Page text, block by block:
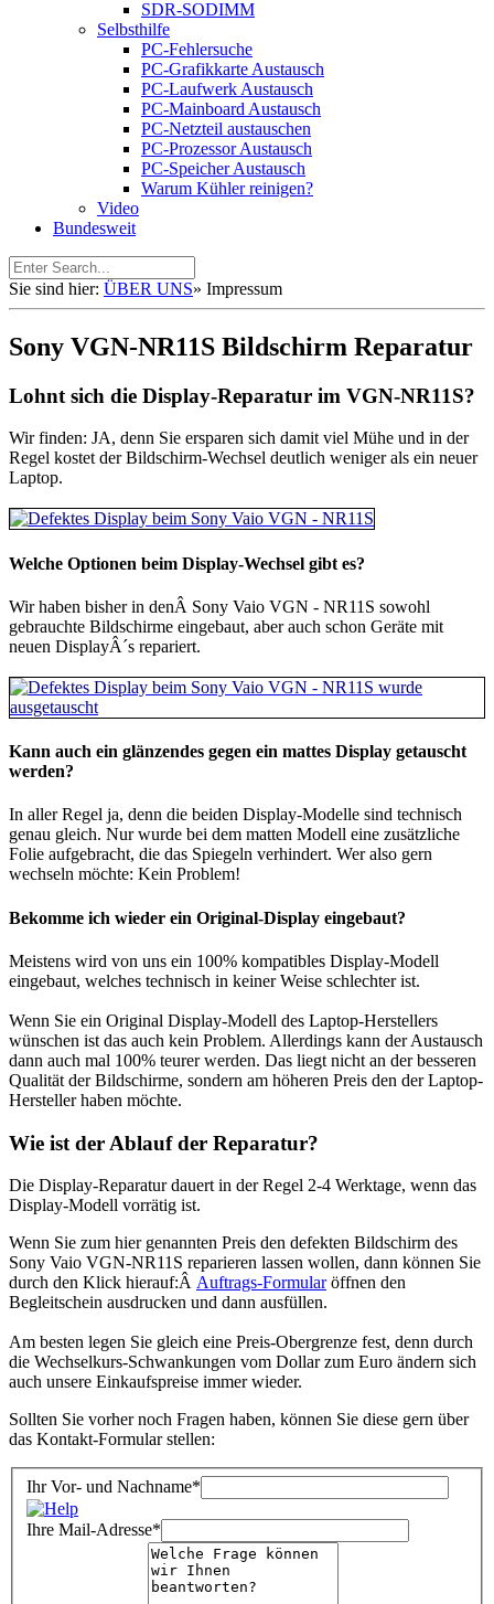
SDR-SODIMM
Selbsthilfe
PC-Fehlersuche
PC-Grafikkarte Austausch
PC-Laufwerk Austausch
PC-Mainboard Austausch
PC-Netzteil austauschen
PC-Prozessor Austausch
PC-Speicher Austausch
Warum Kühler reinigen?
Video
Bundesweit
Sie sind hier: ÜBER UNS» Impressum
Sony VGN-NR11S Bildschirm Reparatur
Lohnt sich die Display-Reparatur im VGN-NR11S?
Wir finden: JA, denn Sie ersparen sich damit viel Mühe und in der
Regel kostet der Bildschirm-Wechsel deutlich weniger als ein neuer
Laptop.
Welche Optionen beim Display-Wechsel gibt es?
Wir haben bisher in denÂ Sony Vaio VGN - NR11S sowohl
gebrauchte Bildschirme eingebaut, aber auch schon Geräte mit
neuen DisplayÂ´s repariert.
Kann auch ein glänzendes gegen ein mattes Display getauscht
werden?
In aller Regel ja, denn die beiden Display-Modelle sind technisch
genau gleich. Nur wurde bei dem matten Modell eine zusätzliche
Folie aufgebracht, die das Spiegeln verhindert. Wer also gern
wechseln möchte: Kein Problem!
Bekomme ich wieder ein Original-Display eingebaut?
Meistens wird von uns ein 100% kompatibles Display-Modell
eingebaut, welches technisch in keiner Weise schlechter ist.
Wenn Sie ein Original Display-Modell des Laptop-Herstellers
wünschen ist das auch kein Problem. Allerdings kann der Austausch
dann auch mal 100% teurer werden. Das liegt nicht an der besseren
Qualität der Bildschirme, sondern am höheren Preis den der Laptop-
Hersteller haben möchte.
Wie ist der Ablauf der Reparatur?
Die Display-Reparatur dauert in der Regel 2-4 Werktage, wenn das
Display-Modell vorrätig ist.
Wenn Sie zum hier genannten Preis den defekten Bildschirm des
Sony Vaio VGN-NR11S reparieren lassen wollen, dann können Sie
durch den Klick hierauf:Â Auftrags-Formularöffnen den
Begleitschein ausdrucken und dann ausfüllen.
Am besten legen Sie gleich eine Preis-Obergrenze fest, denn durch
die Wechselkurs-Schwankungen vom Dollar zum Euro ändern sich
auch unsere Einkaufspreise immer wieder.
Sollten Sie vorher noch Fragen haben, können Sie diese gern über
das Kontakt-Formular stellen:
Ihr Vor- und Nachname*
Ihre Mail-Adresse*